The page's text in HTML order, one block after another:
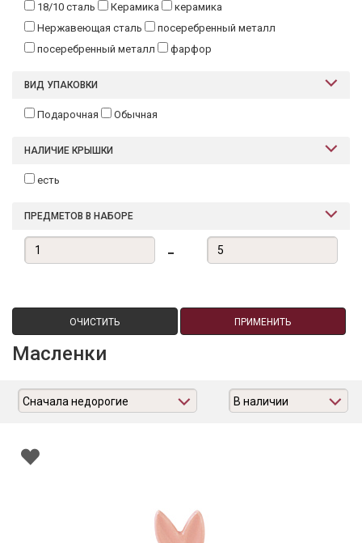
18/10 сталь Керамика
керамика
Нержавеющая сталь
посеребренный металл
посеребренный металл
фарфор
ВИД УПАКОВКИ
Подарочная Обычная
НАЛИЧИЕ КРЫШКИ
есть
ПРЕДМЕТОВ В НАБОРЕ
-
ОЧИСТИТЬ ПРИМЕНИТЬ
Масленки
Сначала недорогие В наличии